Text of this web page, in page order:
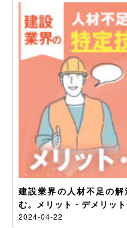
建設業界の人材不足の解
む。メリット・デメリッ
2024-04-22